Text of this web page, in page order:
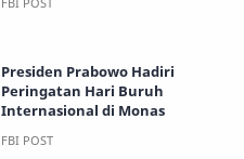
Elemen Buruh
Presiden Prabowo Hadiri
Peringatan Hari Buruh
Internasional di Monas